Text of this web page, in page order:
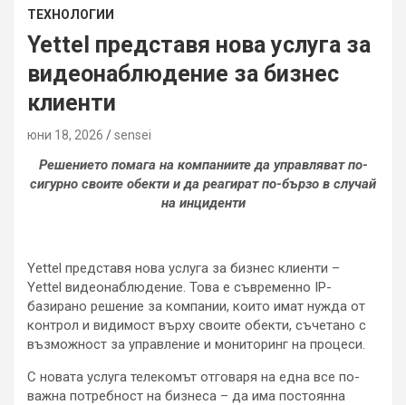
ТЕХНОЛОГИИ
Yettel представя нова услуга за
видеонаблюдение за бизнес
клиенти
юни 18, 2026 sensei
Решението помага на компаниите да управляват по-
сигурно своите обекти ида реагират по-бързо в случай
на инциденти
Yettel представя нова услуга за бизнес клиенти –
Yettel видеонаблюдение. Това е съвременно IP-
базирано решение за компании, които имат нужда от
контрол и видимост върху своите обекти, съчетано с
възможност за управление и мониторинг на процеси.
С новата услуга телекомът отговаря на една все по-
важна потребност на бизнеса – да има постоянна